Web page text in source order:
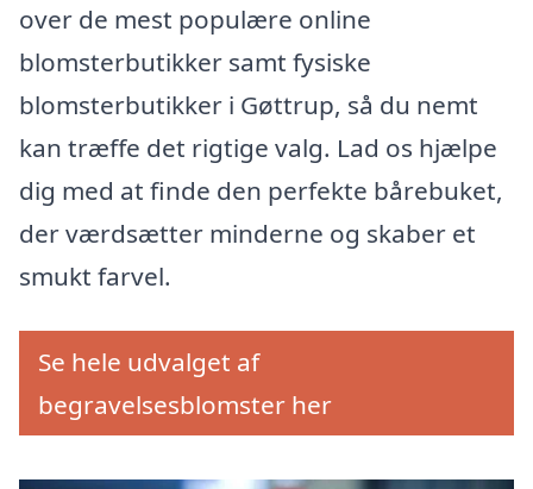
over de mest populære online
blomsterbutikker samt fysiske
blomsterbutikker i Gøttrup, så du nemt
kan træffe det rigtige valg. Lad os hjælpe
dig med at finde den perfekte bårebuket,
der værdsætter minderne og skaber et
smukt farvel.
Se hele udvalget af
begravelsesblomster her